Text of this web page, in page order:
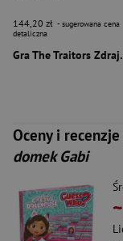
144,20 zł - sugerowana cena
detaliczna
Gra
Oceny i
domek Gabi
~